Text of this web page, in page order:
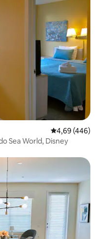
4,69 de uma
4,69 (446)
Sea World, Disney